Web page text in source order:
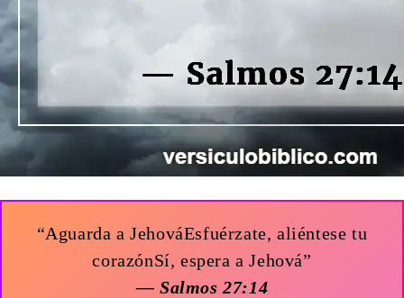
“Aguarda a JehováEsfuérzate, aliéntese tu
corazónSí, espera a Jehová”
— Salmos 27:14